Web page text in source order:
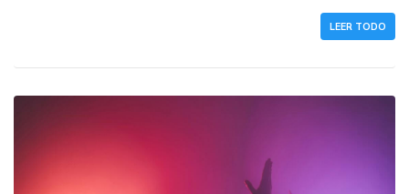
LEER TODO